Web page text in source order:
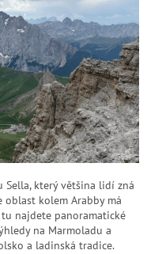
Sella, který většina lidí zná
oblast kolem Arabby má
najdete panoramatické
na Marmoladu a
a ladinská tradice.